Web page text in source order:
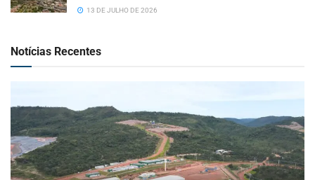
13 DE JULHO DE 2026
Notícias Recentes